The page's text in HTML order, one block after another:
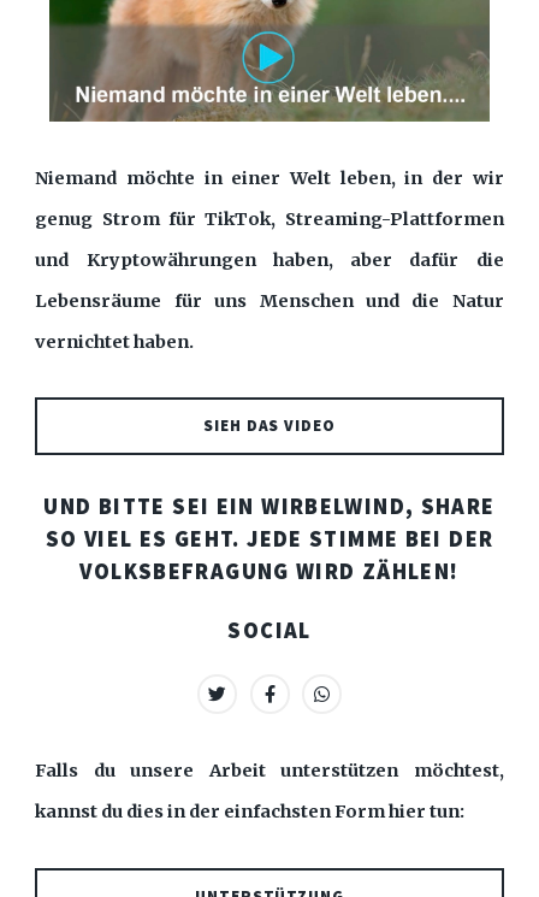
Niemand möchte in einer Welt leben, in der wir
genug Strom für TikTok, Streaming-Plattformen
und Kryptowährungen haben, aber dafür die
Lebensräume für uns Menschen und die Natur
vernichtet haben.
SIEH DAS VIDEO
UND BITTE SEI EIN WIRBELWIND, SHARE
SO VIEL ES GEHT. JEDE STIMME BEI DER
VOLKSBEFRAGUNG WIRD ZÄHLEN!
SOCIAL
Falls du unsere Arbeit unterstützen möchtest,
kannst du dies in der einfachsten Form hier tun: